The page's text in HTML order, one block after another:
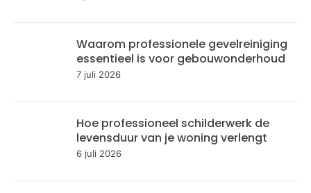
Waarom professionele gevelreiniging
essentieel is voor gebouwonderhoud
7 juli 2026
Hoe professioneel schilderwerk de
levensduur van je woning verlengt
6 juli 2026